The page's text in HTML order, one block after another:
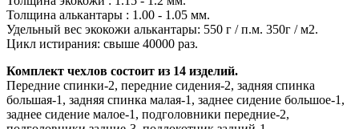
Толщина алькантары : 1.00 - 1.05 мм.
Удельный вес экокожи алькантары: 550 г / п.м. 350г / м2.
Цикл истирания: свыше 40000 раз.
Комплект чехлов состоит из 14 изделий.
Передние спинки-2, передние сидения-2, задняя спинка
большая-1, задняя спинка малая-1, заднее сидение большое-1,
заднее сидение малое-1, подголовники передние-2,